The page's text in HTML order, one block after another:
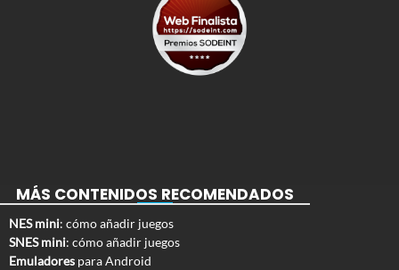
MÁS CONTENIDOS RECOMENDADOS
NES mini: cómo añadir juegos
SNES mini: cómo añadir juegos
Emuladores para Android